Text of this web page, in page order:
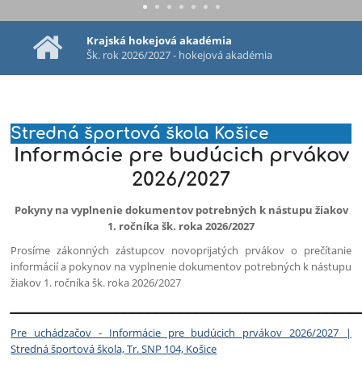
Krajská hokejová akadémia
Šk. rok 2026/2027 - hokejová akadémia
Stredná športová škola Košice
Informácie pre budúcich prvákov
2026/2027
Pokyny na vyplnenie dokumentov potrebných k nástupu žiakov
1. ročníka šk. roka 2026/2027
Prosíme zákonných zástupcov novoprijatých prvákov o prečítanie
informácií a pokynov na vyplnenie dokumentov potrebných k nástupu
žiakov 1. ročníka šk. roka 2026/2027
Pre uchádzačov - Informácie pre budúcich prvákov 2026/2027 |
Stredná športová škola, Tr. SNP 104, Košice